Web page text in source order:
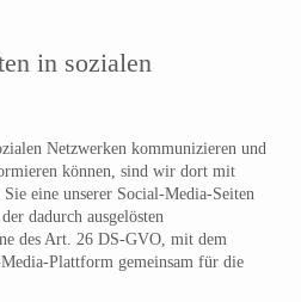
in sozialen
Netzwerken kommunizieren und
können, sind wir dort mit
eine unserer Social-Media-Seiten
dadurch ausgelösten
des Art. 26 DS-GVO, mit dem
Plattform gemeinsam für die